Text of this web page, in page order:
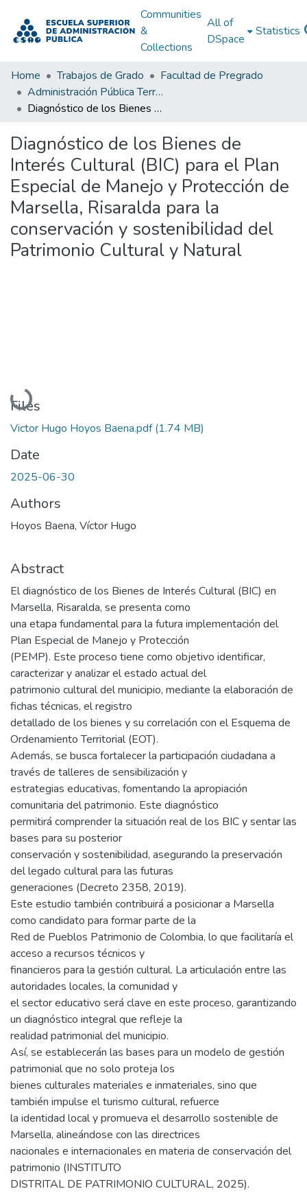
Communities
&
Collections
All of
DSpace
Statistics
Home Trabajos de Grado
Facultad de Pregrado
Administración Pública Territorial (APT)
Diagnóstico de los Bienes de Interés Cultural (BIC) para el Plan Especial de Manejo y Protección de Marsella, Risaralda para la conservación y sostenibilidad del Patrimonio Cultural y Natural
Diagnóstico de los Bienes de
Interés Cultural (BIC) para el Plan
Especial de Manejo y Protección de
Marsella, Risaralda para la
conservación y sostenibilidad del
Patrimonio Cultural y Natural
Loading...
Files
Victor Hugo Hoyos Baena.pdf(1.74 MB)
Date
2025-06-30
Authors
Hoyos Baena, Víctor Hugo
Abstract
El diagnóstico de los Bienes de Interés Cultural (BIC) en
Marsella, Risaralda, se presenta como
una etapa fundamental para la futura implementación del
Plan Especial de Manejo y Protección
(PEMP). Este proceso tiene como objetivo identificar,
caracterizar y analizar el estado actual del
patrimonio cultural del municipio, mediante la elaboración de
fichas técnicas, el registro
detallado de los bienes y su correlación con el Esquema de
Ordenamiento Territorial (EOT).
Además, se busca fortalecer la participación ciudadana a
través de talleres de sensibilización y
estrategias educativas, fomentando la apropiación
comunitaria del patrimonio. Este diagnóstico
permitirá comprender la situación real de los BIC y sentar las
bases para su posterior
conservación y sostenibilidad, asegurando la preservación
del legado cultural para las futuras
generaciones (Decreto 2358, 2019).
Este estudio también contribuirá a posicionar a Marsella
como candidato para formar parte de la
Red de Pueblos Patrimonio de Colombia, lo que facilitaría el
acceso a recursos técnicos y
financieros para la gestión cultural. La articulación entre las
autoridades locales, la comunidad y
el sector educativo será clave en este proceso, garantizando
un diagnóstico integral que refleje la
realidad patrimonial del municipio.
Así, se establecerán las bases para un modelo de gestión
patrimonial que no solo proteja los
bienes culturales materiales e inmateriales, sino que
también impulse el turismo cultural, refuerce
la identidad local y promueva el desarrollo sostenible de
Marsella, alineándose con las directrices
nacionales e internacionales en materia de conservación del
patrimonio (INSTITUTO
DISTRITAL DE PATRIMONIO CULTURAL, 2025).